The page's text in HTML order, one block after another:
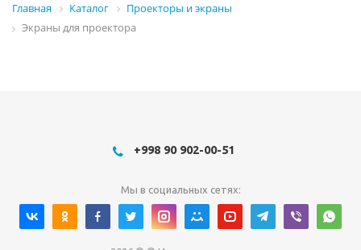
Главная Каталог
Проекторы и экраны
Экраны для проектора
+998 90 902-00-51
Мы в социальных сетях: